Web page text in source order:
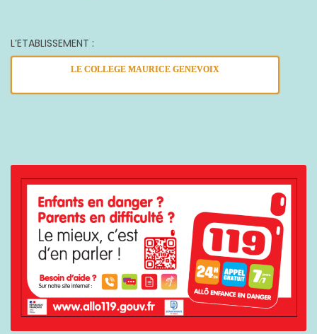
L’ETABLISSEMENT :
LE COLLEGE MAURICE GENEVOIX